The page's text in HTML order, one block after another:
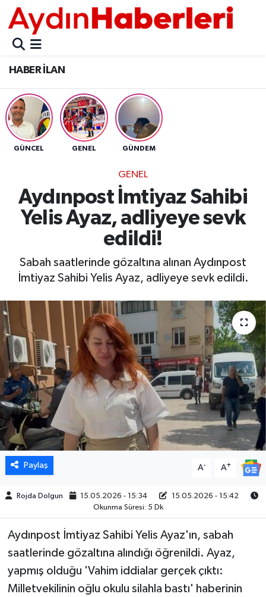
HABER İLAN
GÜNCEL GENEL GÜNDEM
GENEL
Aydınpost İmtiyaz Sahibi
Yelis Ayaz, adliyeye sevk
edildi!
Sabah saatlerinde gözaltına alınan Aydınpost
İmtiyaz Sahibi Yelis Ayaz, adliyeye sevk edildi.
Paylaş A- A+
Rojda Dolgun 15.05.2026 - 15:34
15.05.2026 - 15:42
Okunma Süresi: 5 Dk
Aydınpost İmtiyaz Sahibi Yelis Ayaz'ın, sabah
saatlerinde gözaltına alındığı öğrenildi. Ayaz,
yapmış olduğu 'Vahim iddialar gerçek çıktı:
Milletvekilinin oğlu okulu silahla bastı' haberinin
GÜNCEL
POLİTİKA
BELEDİYELER
ASAYİŞ
BÜLTEN
ÇEVRE
DIŞ
EGE
EĞİTİM
EKOLOJİ VE ÇEVRE
BİLİM VE TEKNOLOJİ
GENEL
GÜNDEM
HABERDE İNSAN
KÜLTÜR SANAT
MAGAZİN
ÖZEL HABER
Aydın Nöbetçi Eczaneler
Aydın Hava Durumu
Aydin Namaz Vakitleri
Aydın Trafik Yoğunluk Haritası
Tüm Manşetler
Son Dakika Haberleri
Haber Arşivi